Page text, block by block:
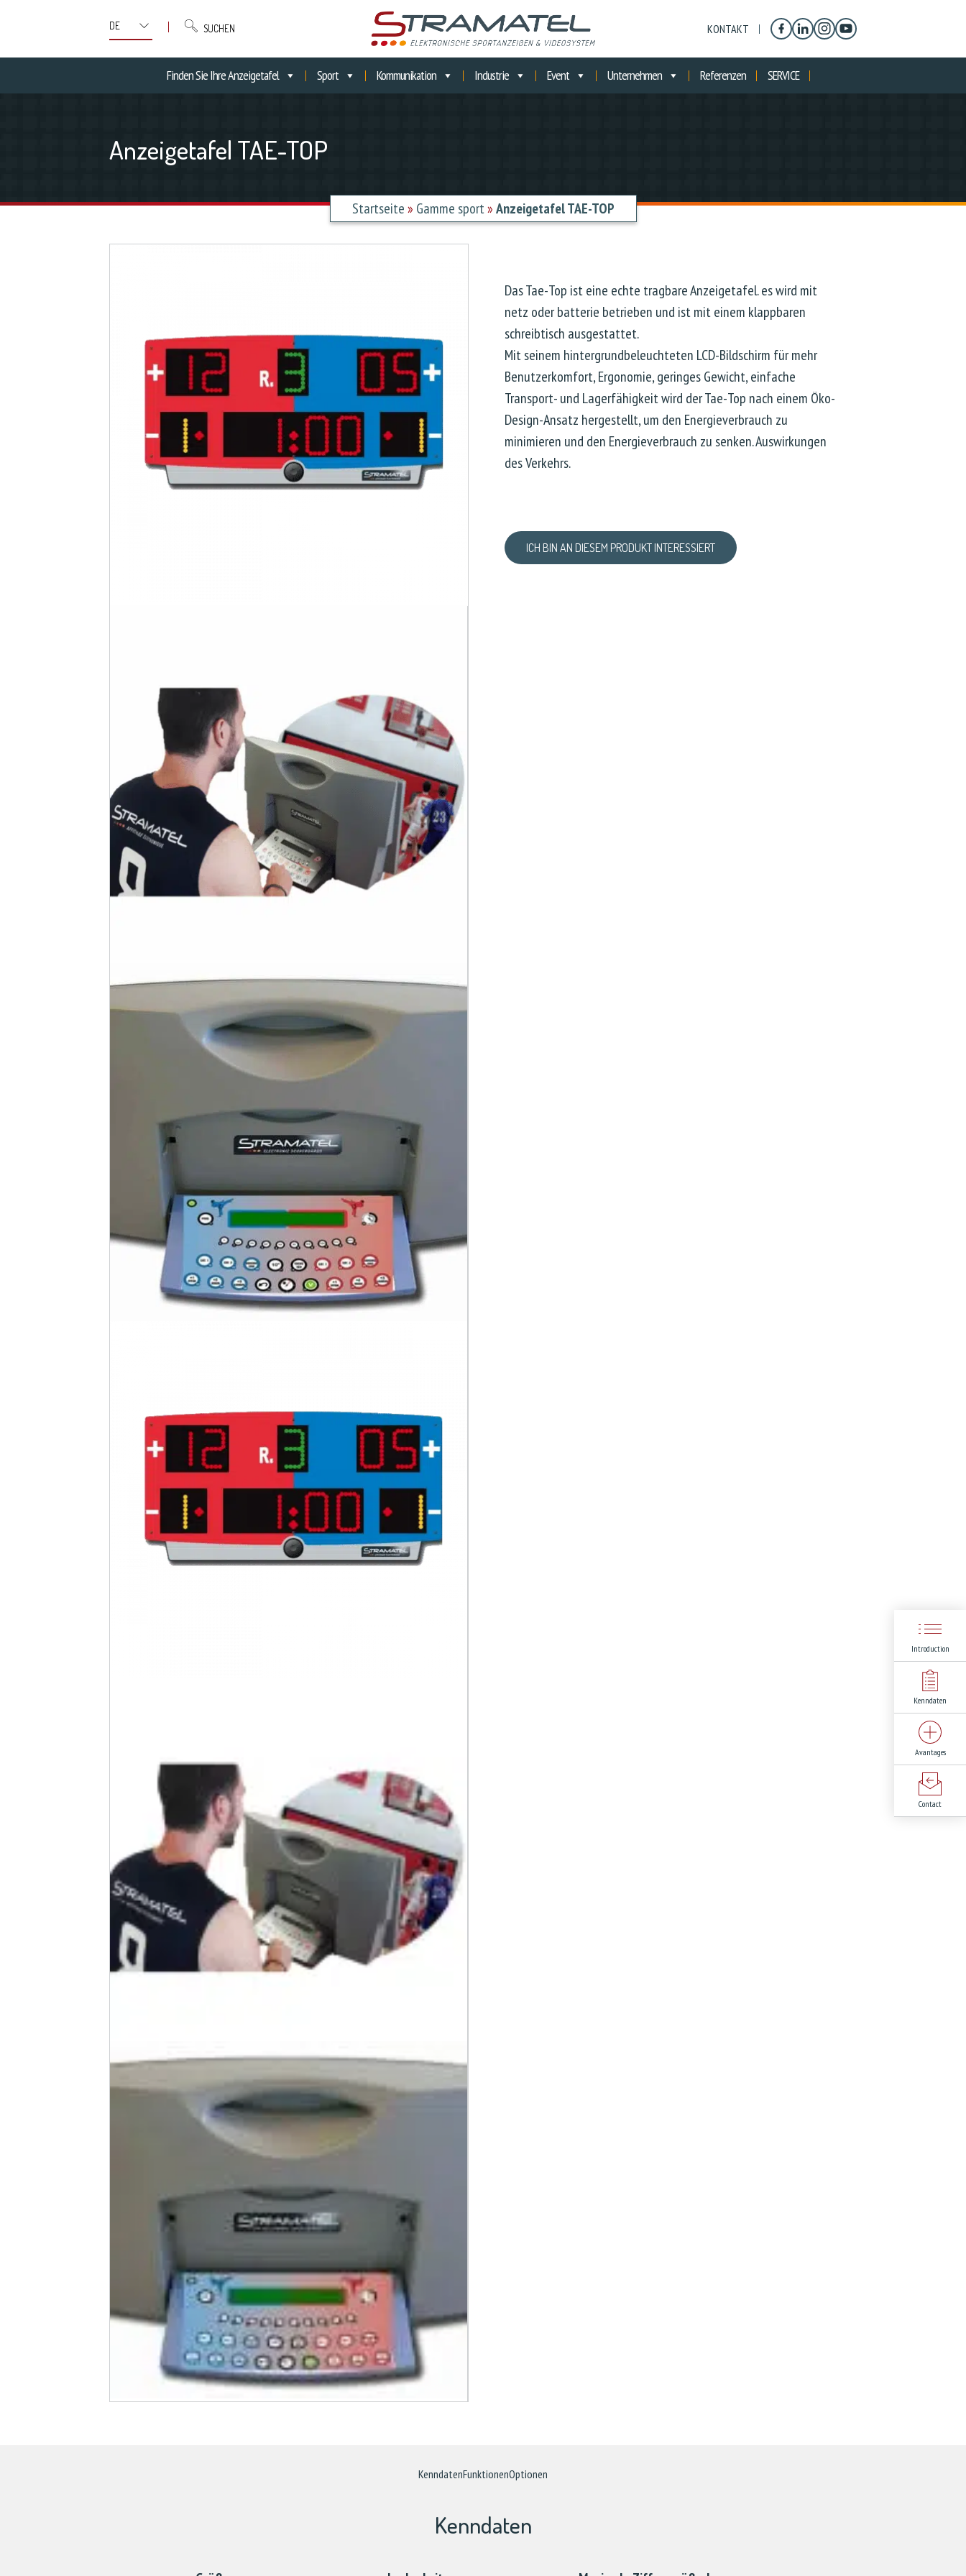
SUCHEN KONTAKT
Finden Sie Ihre Anzeigetafel Sport Kommunikation Industrie Event Unternehmen Referenzen SERVICE
Anzeigetafel TAE-TOP
Startseite» Gamme sport»Anzeigetafel TAE-TOP
Das Tae-Top ist eine echte tragbare Anzeigetafel. es wird mit
netz oder batterie betrieben und ist mit einem klappbaren
schreibtisch ausgestattet.
Mit seinem hintergrundbeleuchteten LCD-Bildschirm für mehr
Benutzerkomfort, Ergonomie, geringes Gewicht, einfache
Transport- und Lagerfähigkeit wird der Tae-Top nach einem Öko-
Design-Ansatz hergestellt, um den Energieverbrauch zu
minimieren und den Energieverbrauch zu senken. Auswirkungen
des Verkehrs.
ICH BIN AN DIESEM PRODUKT INTERESSIERT
KenndatenFunktionenOptionen
Kenndaten
Introduction
Kenndaten
Avantages
Contact